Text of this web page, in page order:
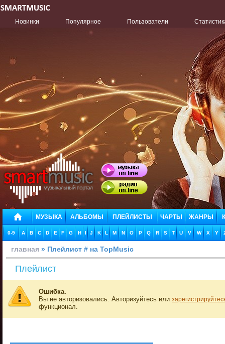
Новинки Популярное Пользователи
МУЗЫКА АЛЬБОМЫ ПЛЕЙЛИСТЫ ЧАРТЫ ЖАНРЫ
0-9 A B C D E F G H I J K L M N O P Q R S T U V W X Y
главная » Плейлист # на TopMusic
Плейлист
Ошибка.
Вы не авторизовались. Авторизуйтесь или
функционал.